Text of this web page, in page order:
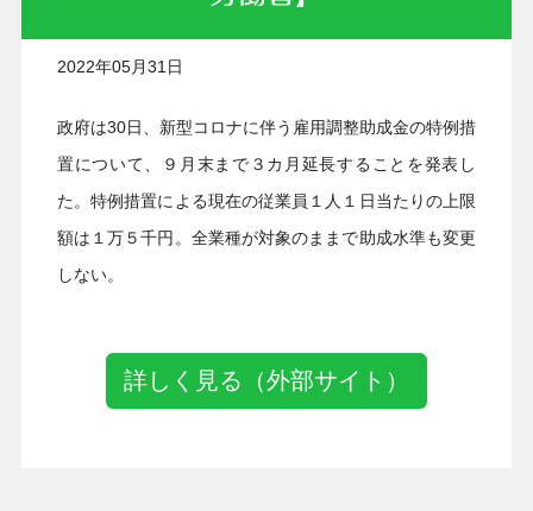
2022年05月31日
政府は30日、新型コロナに伴う雇用調整助成金の特例措
置について、９月末まで３カ月延長することを発表し
た。特例措置による現在の従業員１人１日当たりの上限
額は１万５千円。全業種が対象のままで助成水準も変更
しない。
詳しく見る（外部サイト）